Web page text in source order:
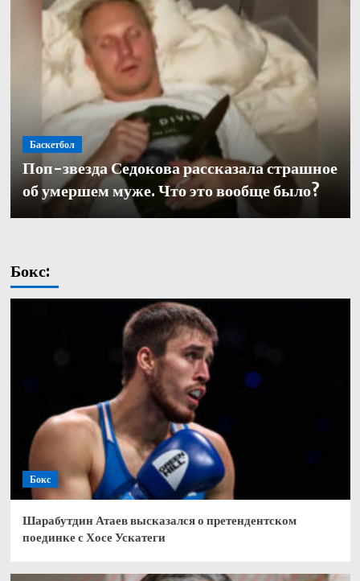
Баскетбол
Поп-звезда Седокова рассказала страшное
об умершем муже. Что это вообще было?
Баскетбол
Александр Церковный покинул должность
генерального директора баскетбольного «Зенита»
Баскетбол
Кулагин — о переходе в «Зенит»: «Довелось
работать с одними из лучших тренеров в нашей части
света. Иванович не исключение»
Бокс:
Бокс
Шарабутдин Атаев высказался о претендентском
поединке с Хосе Ускатеги